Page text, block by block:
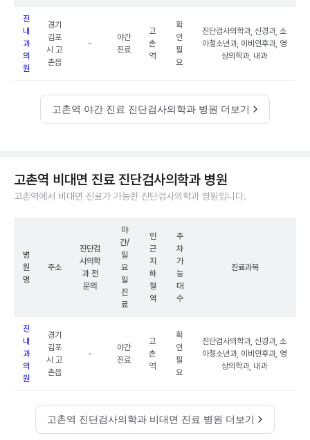
진
내
과
의
원
경기
김포
시 고
촌읍
-
야간
진료
고
촌
역
확
인
필
요
진단검사의학과, 신경과, 소
아청소년과, 이비인후과, 영
상의학과, 내과
고촌역 야간 진료 진단검사의학과 병원 더보기
고촌역 비대면 진료 진단검사의학과 병원
고촌역에서 비대면 진료가 가능한 진단검사의학과 병원입니다.
병
원
명
주소
진단검
사의학
과 전
문의
야
간/
일
요
일
진
료
인
근
지
하
철
역
주
차
가
능
대
수
진료과목
진
내
과
의
원
경기
김포
시 고
촌읍
-
야간
진료
고
촌
역
확
인
필
요
진단검사의학과, 신경과, 소
아청소년과, 이비인후과, 영
상의학과, 내과
고촌역 진단검사의학과 비대면 진료 병원 더보기